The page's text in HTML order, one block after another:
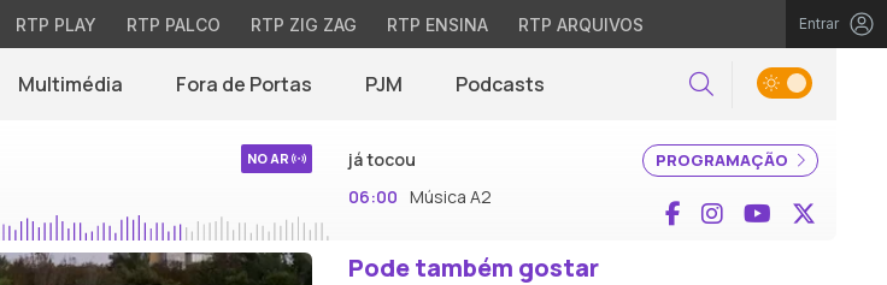
RTP PLAY RTP PALCO RTP ZIG ZAG RTP ENSINA RTP ARQUIVOS Entrar
Multimédia Fora de Portas PJM Podcasts Pesquisar
NO AR PROGRAMAÇÃO
já tocou
06:00 Música A2 Facebook
InstagramYouTube
Pode também gostar